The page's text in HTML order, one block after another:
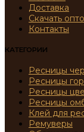
Доставка
Скачать
Контакты
КАТЕГОРИИ
Ресницы
Ресницы
Ресницы
Ресницы
Клей для
Ремуверы